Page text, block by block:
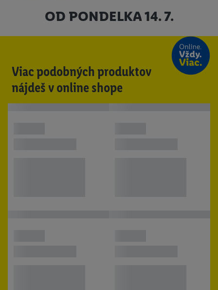
OD PONDELKA 14. 7.
Viac podobných produktov
nájdeš v online shope